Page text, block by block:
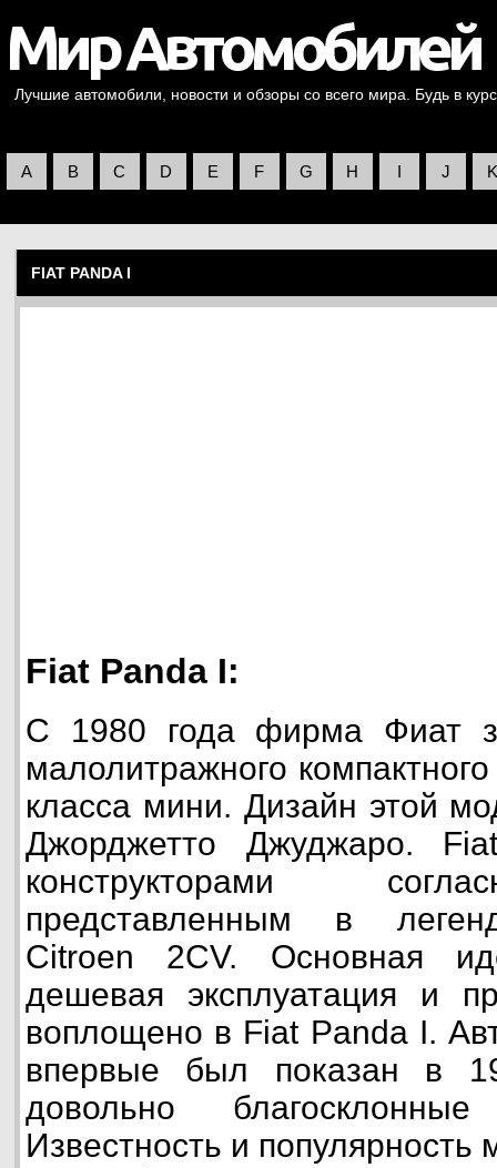
Лучшие автомобили, новости и обзоры со всего мира. Будь в
A B C D E F G H I J K
FIAT PANDA I
Fiat Panda I:
С 1980 года фирма Фиат
малолитражного
класса мини. Дизайн этой
Джорджетто Джуджаро.
конструкторами
представленным в
Citroen 2CV. Основная
дешевая эксплуатация и
воплощено в Fiat Panda I.
впервые был показан в
довольно
Известность и